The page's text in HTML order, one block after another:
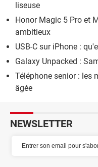
liseuse
Honor Magic 5 Pro et
ambitieux
USB-C sur iPhone :
Galaxy Unpacked :
Téléphone senior : les
âgée
NEWSLETTER